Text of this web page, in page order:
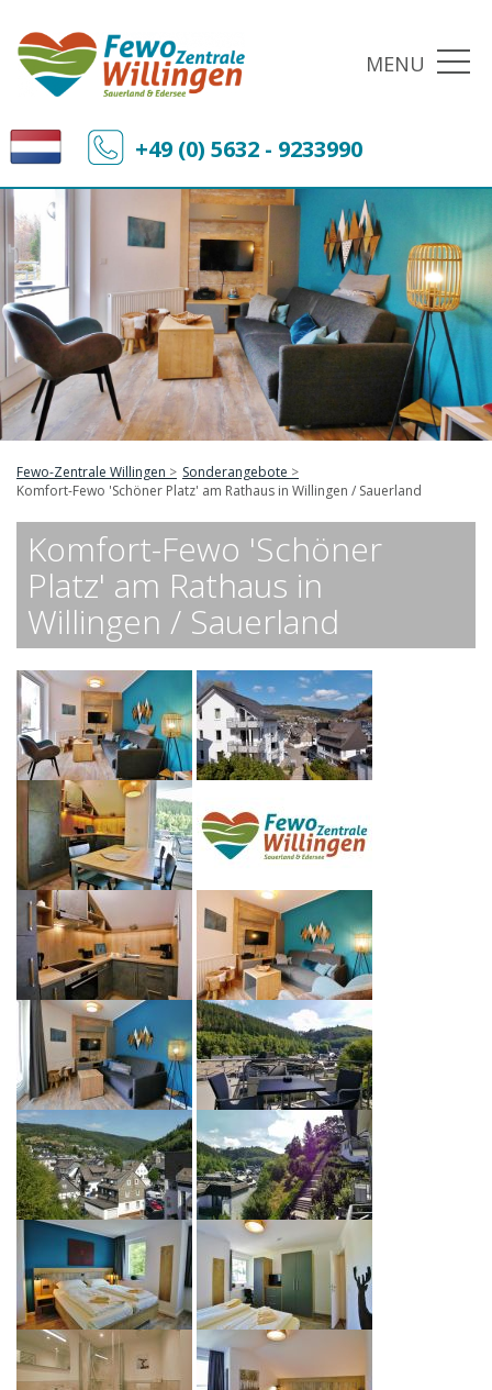
MENU
+49 (0) 5632 - 9233990
Fewo-Zentrale Willingen
Sonderangebote
Komfort-Fewo 'Schöner Platz' am Rathaus in Willingen / Sauerland
Komfort-Fewo 'Schöner
Platz' am Rathaus in
Willingen / Sauerland